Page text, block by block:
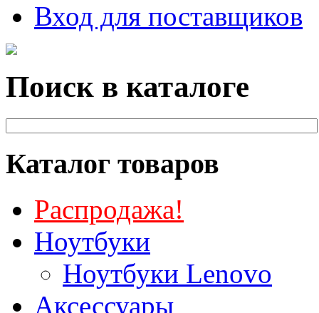
Вход для поставщиков
Поиск в каталоге
Каталог товаров
Распродажа!
Ноутбуки
Ноутбуки Lenovo
Аксессуары